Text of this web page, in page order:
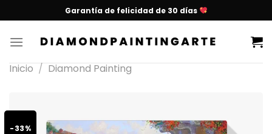
Garantía de felicidad de 30 días
Inicio / Diamond Painting
-33%